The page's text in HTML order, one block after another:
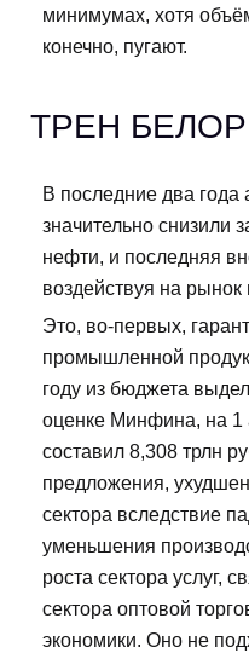
минимумах, хотя
конечно, пугают.
ТРЕН
В последние два года
значительно снизили
нефти, и последняя
воздействуя на рынок
Это, во-первых,
промышленной
году из бюджета
оценке Минфина, на 1
составил 8,308 трлн
предложения,
сектора вследствие
уменьшения
роста сектора услуг,
сектора оптовой
экономики. Оно не